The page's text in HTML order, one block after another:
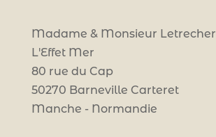
Madame & Monsieur Letrecher
L'Effet Mer
80 rue du Cap
50270 Barneville Carteret
Manche - Normandie